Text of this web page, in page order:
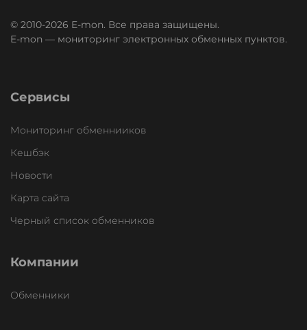
© 2010-2026 E-mon. Все права защищены.
E-mon — мониторинг электронных обменных пунктов.
Сервисы
Мониторинг обменнииков
Кешбэк
Новости
Карта сайта
Черный список обменников
Компании
Обменники